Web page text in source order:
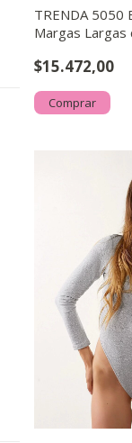
TRENDA 5050
Margas Largas
$15.472,00
Comprar